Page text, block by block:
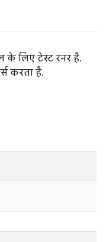
लिए टेस्ट रनर है.
करता है.